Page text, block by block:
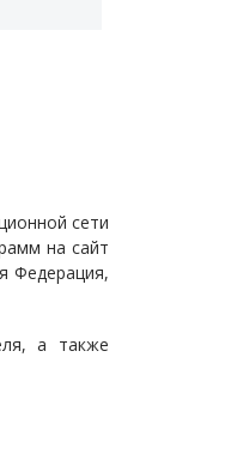
сети
на сайт
Федерация,
а также